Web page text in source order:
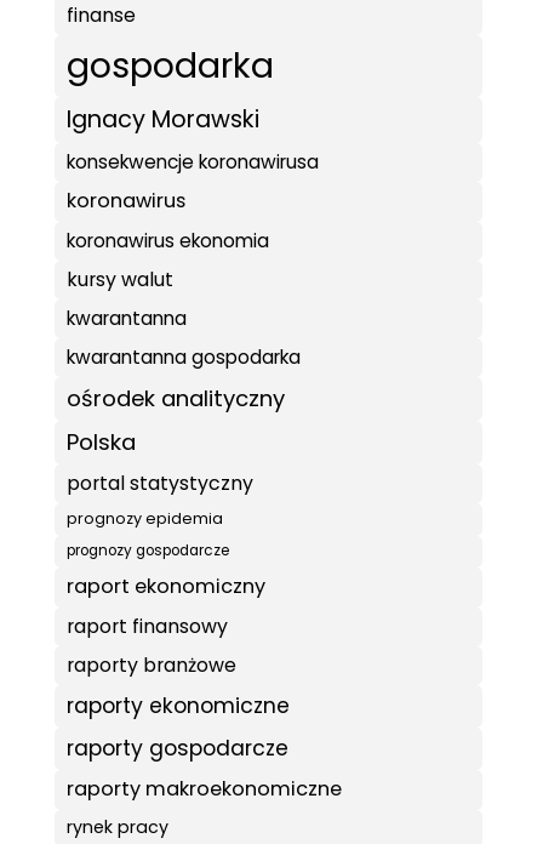
finanse
gospodarka
Ignacy Morawski
konsekwencje koronawirusa
koronawirus
koronawirus ekonomia
kursy walut
kwarantanna
kwarantanna gospodarka
ośrodek analityczny
Polska
portal statystyczny
prognozy epidemia
prognozy gospodarcze
raport ekonomiczny
raport finansowy
raporty branżowe
raporty ekonomiczne
raporty gospodarcze
raporty makroekonomiczne
rynek pracy